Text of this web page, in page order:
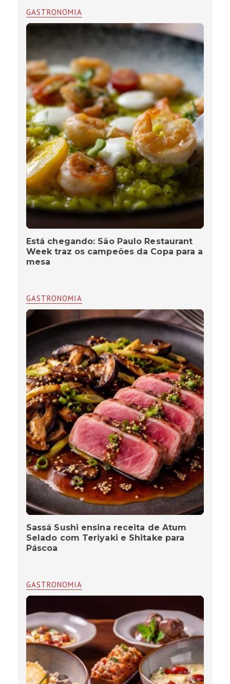
GASTRONOMIA
Está chegando: São Paulo Restaurant
Week traz os campeões da Copa para a
mesa
GASTRONOMIA
Sassá Sushi ensina receita de Atum
Selado com Teriyaki e Shitake para
Páscoa
GASTRONOMIA